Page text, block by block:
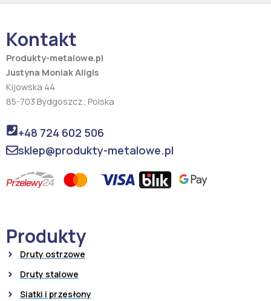
b
k
a
a
m
Kontakt
Produkty-metalowe.pl
Justyna Moniak Aligis
Kijowska 44
85-703 Bydgoszcz; Polska
+48 724 602 506
sklep@produkty-metalowe.pl
Produkty
Druty ostrzowe
Druty stalowe
Siatki i przesłony